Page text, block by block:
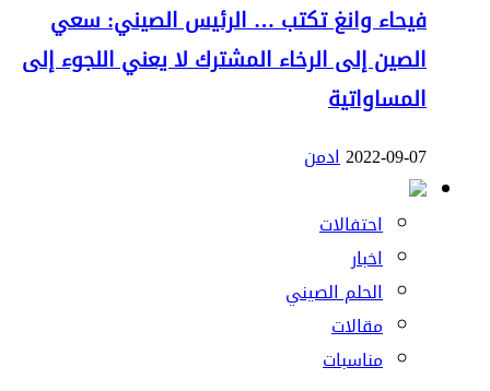
فيحاء وانغ تكتب … الرئيس الصيني: سعي
الصين إلى الرخاء المشترك لا يعني اللجوء إلى
المساواتية
2022-09-07ادمن
احتفالات
اخبار
الحلم الصيني
مقالات
مناسبات